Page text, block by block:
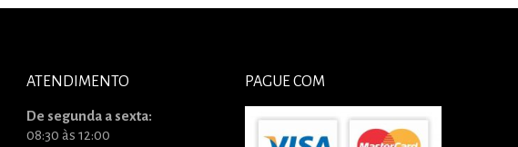
ATENDIMENTO
De segunda a sexta:
08:30 às 12:00
PAGUE COM